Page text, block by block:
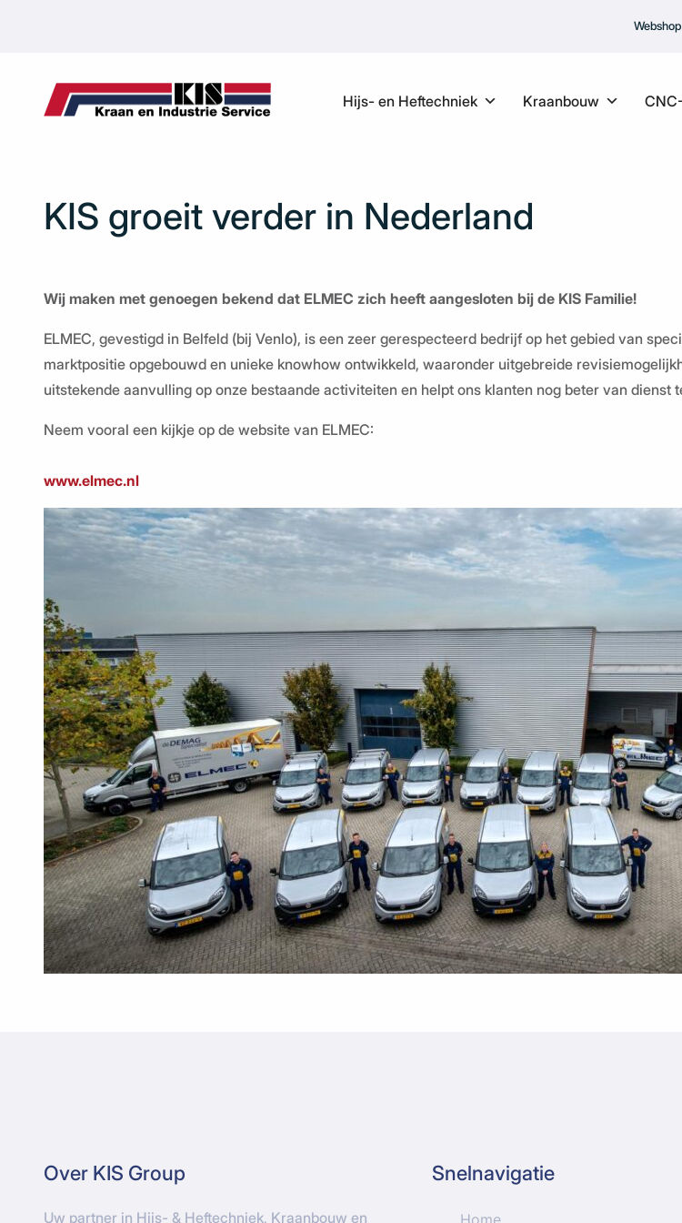
Webshop
Hijs- en Heftechniek Kraanbouw
KIS groeit verder in Nederland
Wij maken met genoegen bekend dat ELMEC zich heeft aangesloten bij de KIS Familie!
ELMEC, gevestigd in Belfeld (bij Venlo), is een zeer gerespecteerd bedrijf op het gebied van
marktpositie opgebouwd en unieke knowhow ontwikkeld, waaronder uitgebreide
uitstekende aanvulling op onze bestaande activiteiten en helpt ons klanten nog beter van dienst
Neem vooral een kijkje op de website van ELMEC:
www.elmec.nl
Over KIS Group
Uw partner in Hijs- & Heftechniek, Kraanbouw en
Snelnavigatie